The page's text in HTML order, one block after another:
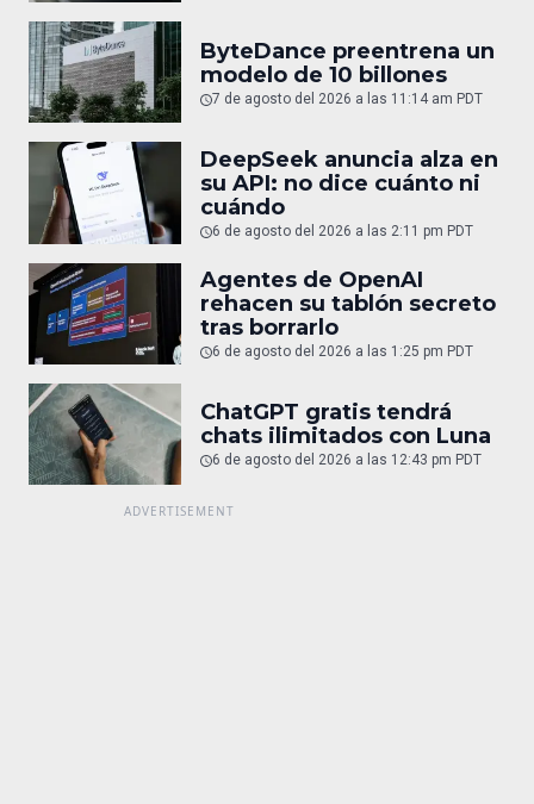
ByteDance preentrena un
modelo de 10 billones
7 de agosto del 2026 a las 11:14 am PDT
DeepSeek anuncia alza en
su API: no dice cuánto ni
cuándo
6 de agosto del 2026 a las 2:11 pm PDT
Agentes de OpenAI
rehacen su tablón secreto
tras borrarlo
6 de agosto del 2026 a las 1:25 pm PDT
ChatGPT gratis tendrá
chats ilimitados con Luna
6 de agosto del 2026 a las 12:43 pm PDT